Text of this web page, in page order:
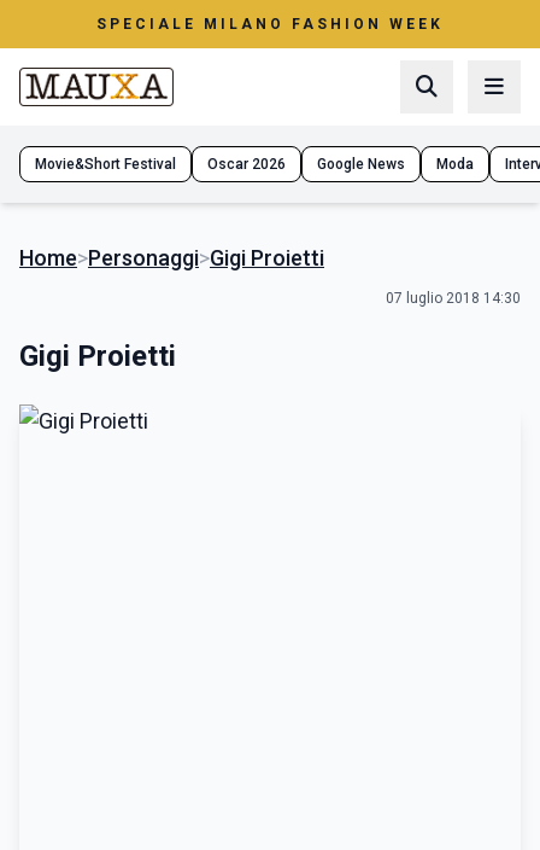
SPECIALE MILANO FASHION WEEK
Movie&Short Festival Oscar 2026 Google News Moda
Home>Personaggi>Gigi Proietti
07 luglio 2018 14:30
Gigi Proietti